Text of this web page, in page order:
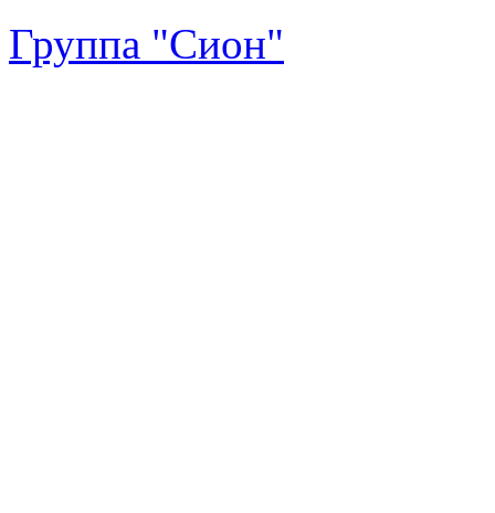
Группа "Сион"